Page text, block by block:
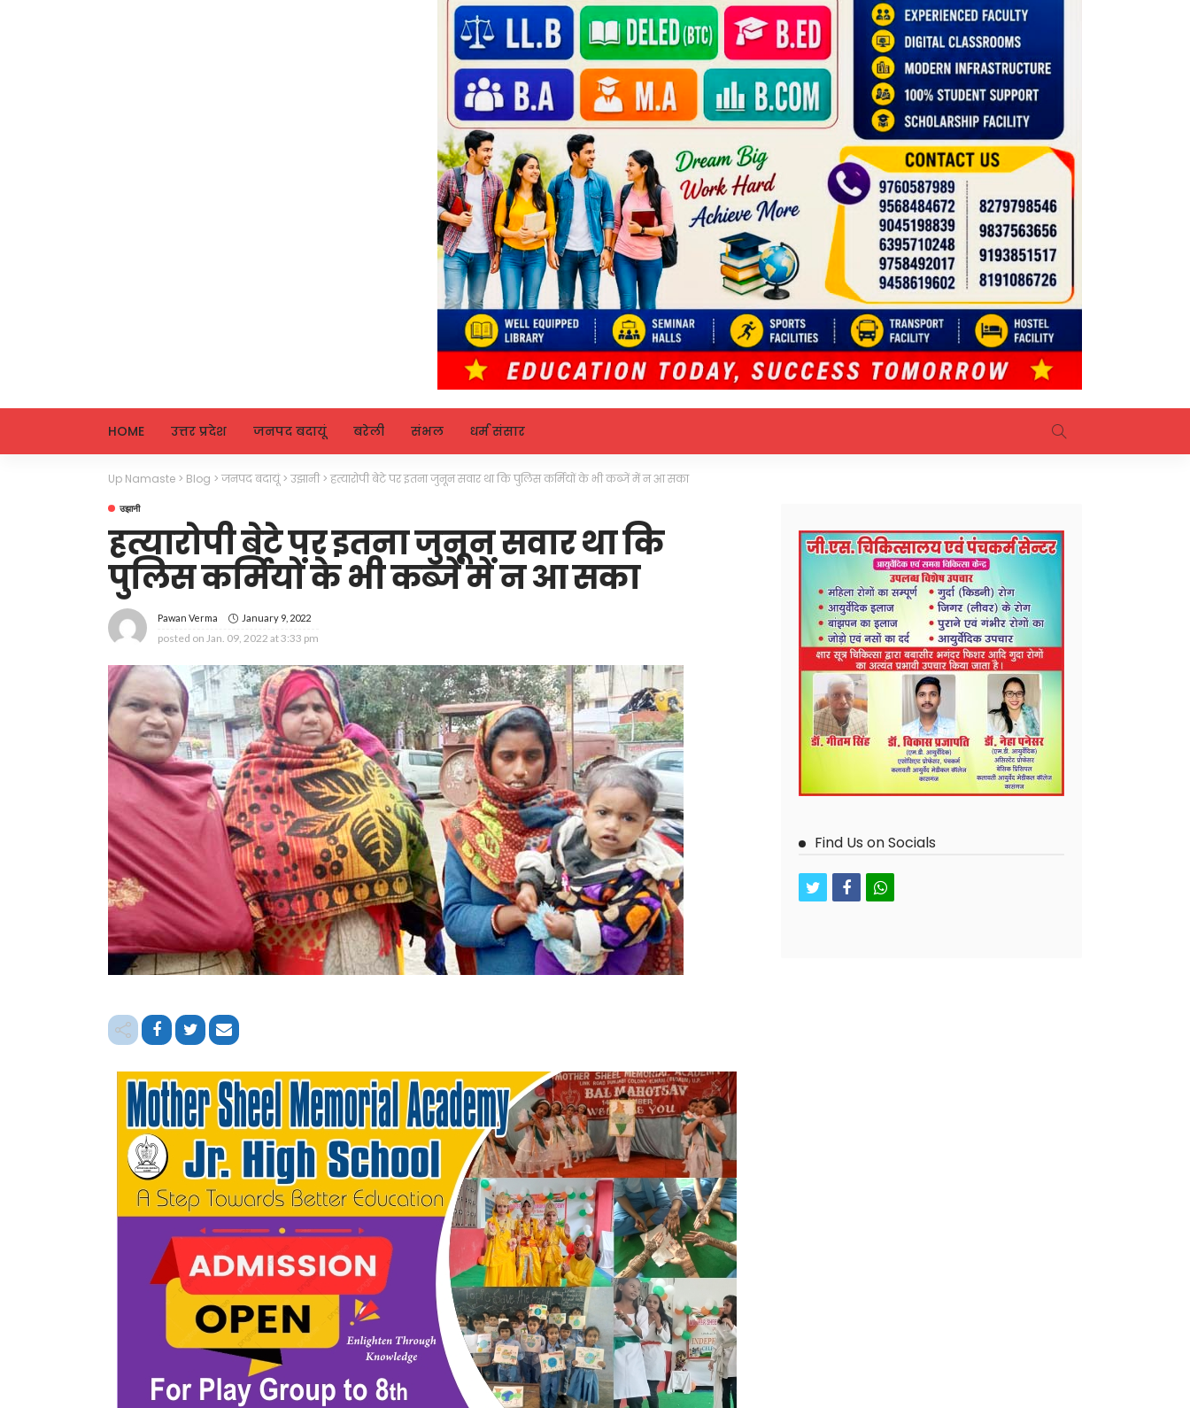
HOME उत्तर प्रदेश जनपद बदायूं बरेली संभल धर्म संसार
Up Namaste > Blog > जनपद बदायूं> उझानी> हत्यारोपी बेटे पर इतना जुनून सवार था कि पुलिस कर्मियों के भी कब्जें में न आ सका
उझानी
हत्यारोपी बेटे पर इतना जुनून सवार था कि
पुलिस कर्मियों के भी कब्जें में न आ सका
Pawan Verma January 9, 2022
posted on Jan. 09, 2022 at 3:33 pm
Find Us on Socials
twitterfacebookwhatsapp